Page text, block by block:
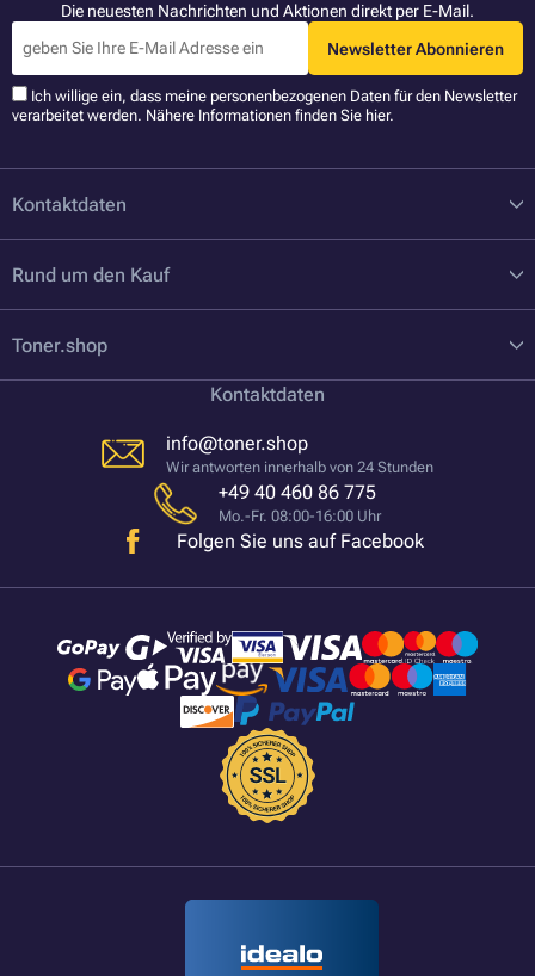
Die neuesten Nachrichten und Aktionen direkt per E-Mail.
Newsletter Abonnieren
Ich willige ein, dass meine personenbezogenen Daten für den Newsletter
verarbeitet werden. Nähere Informationen finden Sie hier.
Kontaktdaten
Rund um den Kauf
Toner.shop
Kontaktdaten
info@toner.shop
Wir antworten innerhalb von 24 Stunden
+49 40 460 86 775
Mo.-Fr. 08:00-16:00 Uhr
Folgen Sie uns auf Facebook